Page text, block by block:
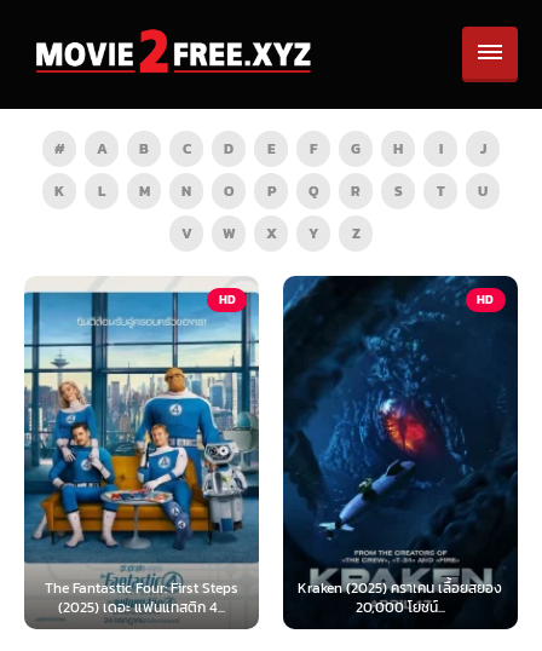
# A B C D E F G H I
J
K
L M N O P Q R S T
U
V
W X Y Z
HD
Four: First Steps
ะ แฟนแทสติก 4...
Kraken (2025) คราเคน เลื้อยสยอง
Oppenheimer